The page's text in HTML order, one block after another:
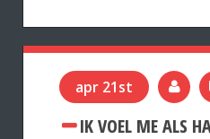
apr 21st
IK VOEL ME ALS